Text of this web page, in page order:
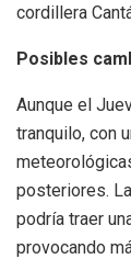
cordillera
Posibles
Aunque el
tranquilo, con
posteriores.
podría traer
provocando